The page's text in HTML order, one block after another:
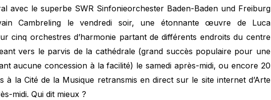
avec le superbe SWR Sinfonieorchester Baden-Baden und Freiburg
Cambreling le vendredi soir, une étonnante œuvre de Luca
cinq orchestres d’harmonie partant de différents endroits du centre
vers le parvis de la cathédrale (grand succès populaire pour une
aucune concession à la facilité) le samedi après-midi, ou encore 20
à la Cité de la Musique retransmis en direct sur le site internet d’Arte
midi. Qui dit mieux ?